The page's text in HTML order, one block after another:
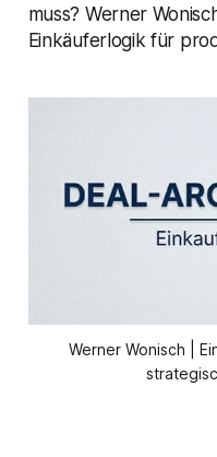
muss? Werner
Einkäuferlogik für
Werner Wonisch |